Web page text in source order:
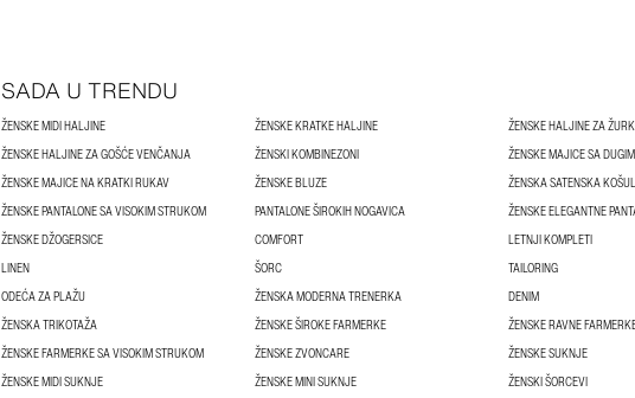
SADA U TRENDU
ŽENSKE MIDI HALJINE ŽENSKE KRATKE HALJINE
ŽENSKE HALJINE ZA
ŽENSKE HALJINE ZA GOŠĆE VENČANJA
ŽENSKI KOMBINEZONI
ŽENSKE MAJICE SA
ŽENSKE MAJICE NA KRATKI RUKAV
ŽENSKE BLUZE
ŽENSKA SATENSKA
ŽENSKE PANTALONE SA VISOKIM STRUKOM
PANTALONE ŠIROKIH NOGAVICA
ŽENSKE ELEGANTNE
ŽENSKE DŽOGERSICE
COMFORT
LETNJI KOMPLETI
LINEN
ŠORC
TAILORING
ODEĆA ZA PLAŽU
ŽENSKA MODERNA TRENERKA
DENIM
ŽENSKA TRIKOTAŽA
ŽENSKE ŠIROKE FARMERKE
ŽENSKE RAVNE
ŽENSKE FARMERKE SA VISOKIM STRUKOM
ŽENSKE ZVONCARE
ŽENSKE SUKNJE
ŽENSKE MIDI SUKNJE
ŽENSKE MINI SUKNJE
ŽENSKI ŠORCEVI